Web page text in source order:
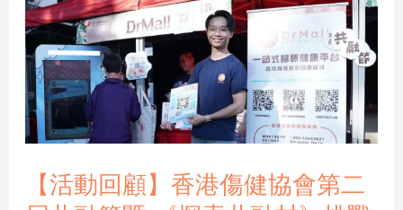
【活動回顧】香港傷健協會第二
動
回
顧】
香
港
傷